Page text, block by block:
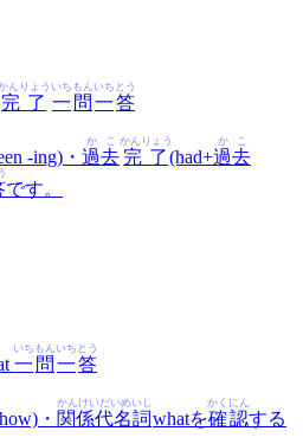
完了
んりょう
一
いち
問
もん
一
いち
答
とう
-ing)・ 過去
かこ
完了
かんりょう
(had+過去
かこ
です。
一
いち
問
もん
一
いち
答
とう
・ 関係代名詞
かんけいだいめいし
whatを確認
かくにん
する